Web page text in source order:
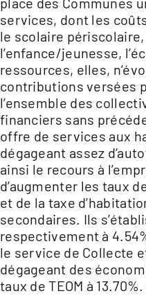
services, dont les
le scolaire
l’enfance/jeunesse,
ressources, elles,
contributions versées
l’ensemble des
financiers sans
offre de services aux
dégageant assez
ainsi le recours à
d’augmenter les taux
et de la taxe
secondaires. Ils
respectivement à
le service de Collecte
dégageant des
taux de TEOM à 13.70%.